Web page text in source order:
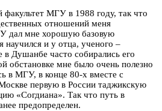
МГУ в 1988 году, так что
отношений меня
дал мне хорошую базовую
научился и у отца, ученого –
Душанбе часто собирались его
обстановке мне было очень полезно
в МГУ, в конце 80-х вместе с
первую в России таджикскую
«Согдиана». Так что путь в
предопределен.